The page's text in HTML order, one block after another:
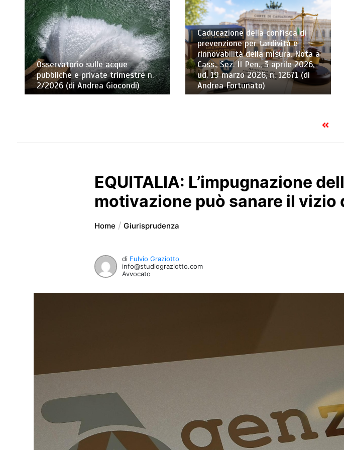
Osservatorio sulle acque
pubbliche e private trimestre n.
2/2026 (di Andrea Giocondi)
Caducazione della confisca di
prevenzione per tardività e
rinnovabilità della misura. Nota a
Cass., Sez. II Pen., 3 aprile 2026,
ud. 19 marzo 2026, n. 12671 (di
Andrea Fortunato)
EQUITALIA: L’impugnazione
motivazione può sanare il vizio
Home Giurisprudenza
di Fulvio Graziotto
info@studiograziotto.com
Avvocato